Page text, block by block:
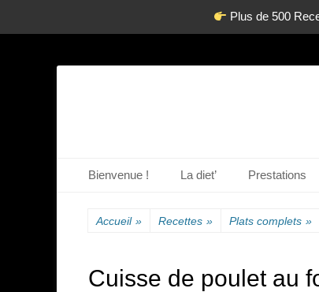
Plus de 500
Menu principal
Bienvenue ! La diet’ Prestations
Accueil » Recettes » Plats complets »
Cuisse de poulet au